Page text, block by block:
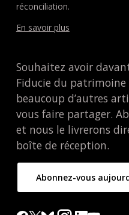
réconciliation.
En savoir plus
Souhaitez avoir
Fiducie du patrimoine
beaucoup d’autres
vous faire partager.
et nous le livrerons
boîte de réception.
Abonnez-vous